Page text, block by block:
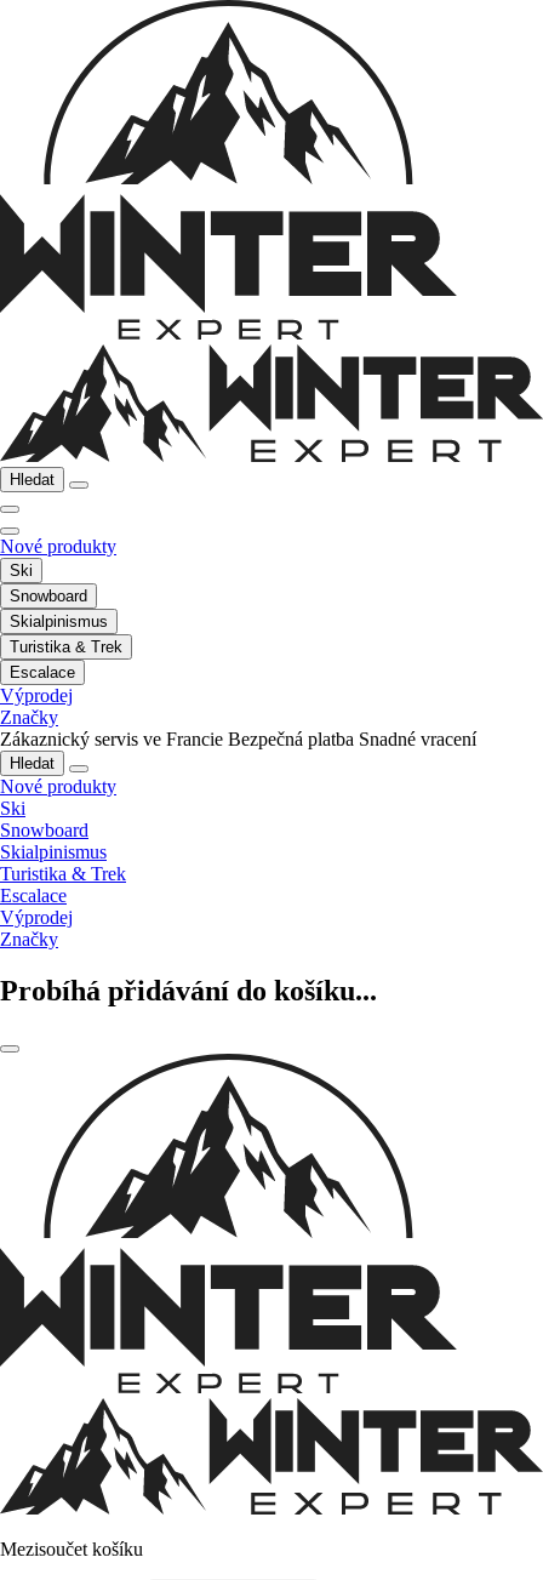
Hledat
Nové produkty
Ski
Snowboard
Skialpinismus
Turistika & Trek
Escalace
Výprodej
Značky
Zákaznický servis ve Francie Bezpečná platba Snadné vracení
Hledat
Nové produkty
Ski
Snowboard
Skialpinismus
Turistika & Trek
Escalace
Výprodej
Značky
Probíhá přidávání do košíku...
Mezisoučet košíku